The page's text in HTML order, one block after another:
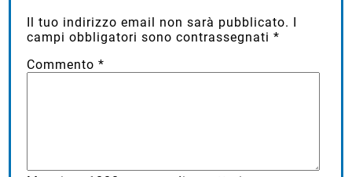
Il tuo indirizzo email non sarà pubblicato. I
campi obbligatori sono contrassegnati*
Commento*